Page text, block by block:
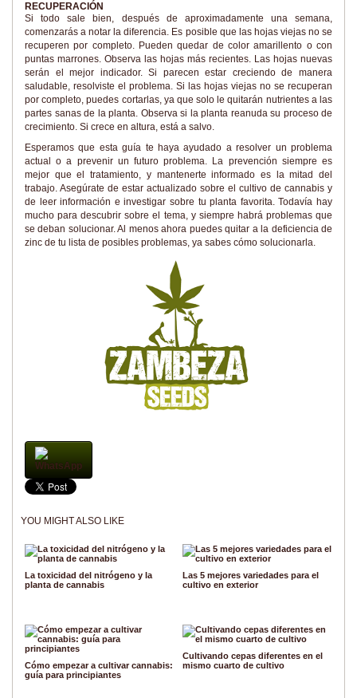
RECUPERACIÓN
Si todo sale bien, después de aproximadamente una semana,
comenzarás a notar la diferencia. Es posible que las hojas viejas no se
recuperen por completo. Pueden quedar de color amarillento o con
puntas marrones. Observa las hojas más recientes. Las hojas nuevas
serán el mejor indicador. Si parecen estar creciendo de manera
saludable, resolviste el problema. Si las hojas viejas no se recuperan
por completo, puedes cortarlas, ya que solo le quitarán nutrientes a las
partes sanas de la planta. Observa si la planta reanuda su proceso de
crecimiento. Si crece en altura, está a salvo.
Esperamos que esta guía te haya ayudado a resolver un problema
actual o a prevenir un futuro problema. La prevención siempre es
mejor que el tratamiento, y mantenerte informado es la mitad del
trabajo. Asegúrate de estar actualizado sobre el cultivo de cannabis y
de leer información e investigar sobre tu planta favorita. Todavía hay
mucho para descubrir sobre el tema, y siempre habrá problemas que
se deban solucionar. Al menos ahora puedes quitar a la deficiencia de
zinc de tu lista de posibles problemas, ya sabes cómo solucionarla.
WhatsApp
YOU MIGHT ALSO LIKE
La toxicidad del nitrógeno y la
planta de cannabis
Las 5 mejores variedades para el
cultivo en exterior
Cómo empezar a cultivar cannabis:
guía para principiantes
Cultivando cepas diferentes en el
mismo cuarto de cultivo